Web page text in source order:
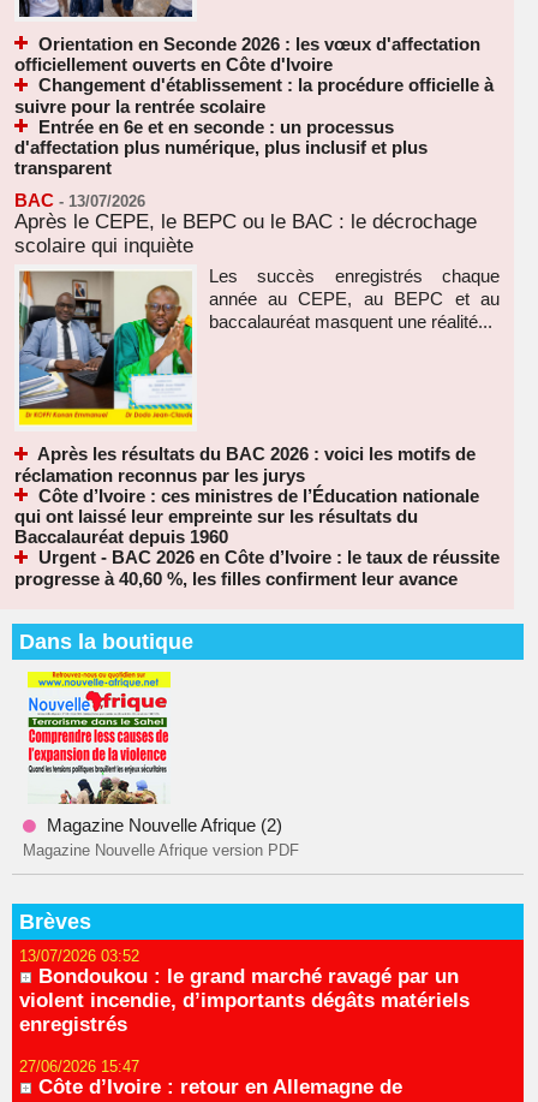
Orientation en Seconde 2026 : les vœux d'affectation
officiellement ouverts en Côte d'Ivoire
Changement d'établissement : la procédure officielle à
suivre pour la rentrée scolaire
Entrée en 6e et en seconde : un processus
d'affectation plus numérique, plus inclusif et plus
transparent
BAC - 13/07/2026
Après le CEPE, le BEPC ou le BAC : le décrochage
scolaire qui inquiète
Les succès enregistrés chaque
année au CEPE, au BEPC et au
baccalauréat masquent une réalité...
Après les résultats du BAC 2026 : voici les motifs de
réclamation reconnus par les jurys
Côte d’Ivoire : ces ministres de l’Éducation nationale
qui ont laissé leur empreinte sur les résultats du
Baccalauréat depuis 1960
Urgent - BAC 2026 en Côte d’Ivoire : le taux de réussite
progresse à 40,60 %, les filles confirment leur avance
Dans la boutique
Magazine Nouvelle Afrique (2)
Magazine Nouvelle Afrique version PDF
Brèves
13/07/2026 03:52
Bondoukou : le grand marché ravagé par un
violent incendie, d’importants dégâts matériels
enregistrés
27/06/2026 15:47
Côte d’Ivoire : retour en Allemagne de